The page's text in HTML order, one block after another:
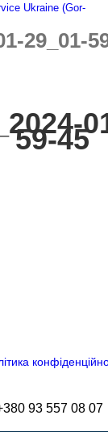
29_01-
59-45
93 557 08 07